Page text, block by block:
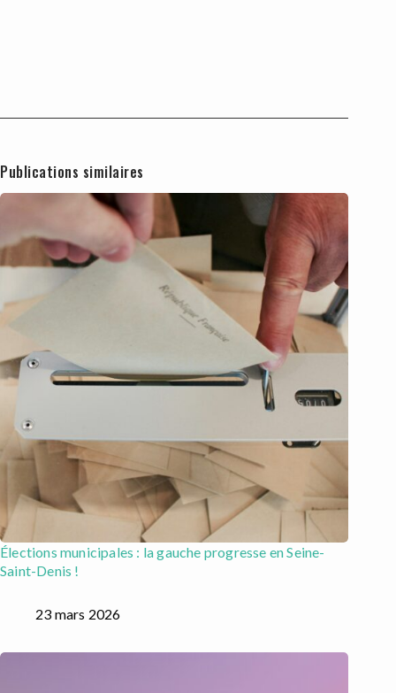
Publications similaires
Élections municipales : la gauche progresse en Seine-
Saint-Denis !
23 mars 2026